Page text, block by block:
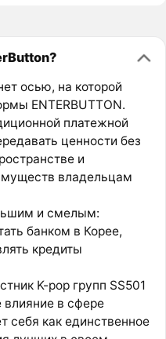
осью, на которой
ENTERBUTTON.
платежной
ценности без
и
владельцам
и смелым:
банком в Корее,
кредиты
K-pop групп SS501
в сфере
себя как единственное